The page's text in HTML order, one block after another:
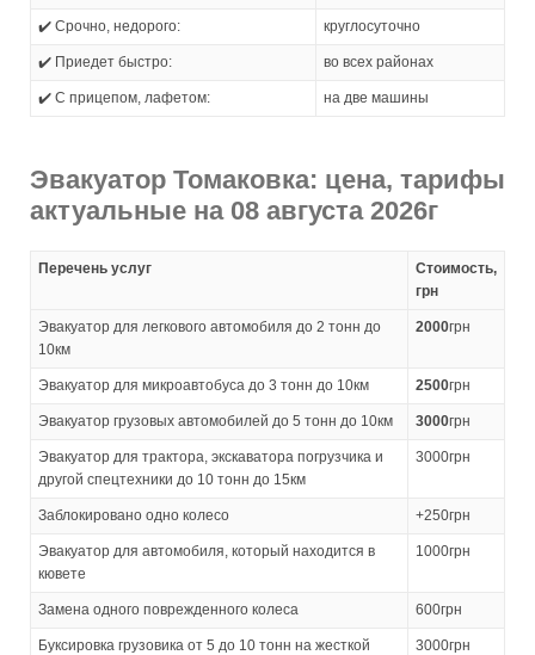
✔️ Срочно, недорого: круглосуточно
✔️ Приедет быстро: во всех районах
✔️ С прицепом, лафетом: на две машины
Эвакуатор Томаковка: цена, тарифы
актуальные на 08 августа 2026г
Перечень услуг
Стоимость,
грн
Эвакуатор для легкового автомобиля до 2 тонн до
10км
2000грн
Эвакуатор для микроавтобуса до 3 тонн до 10км 2500грн
Эвакуатор грузовых автомобилей до 5 тонн до 10км 3000грн
Эвакуатор для трактора, экскаватора погрузчика и
другой спецтехники до 10 тонн до 15км
3000грн
Заблокировано одно колесо +250грн
Эвакуатор для автомобиля, который находится в
кювете
1000грн
Замена одного поврежденного колеса 600грн
Буксировка грузовика от 5 до 10 тонн на жесткой
3000грн